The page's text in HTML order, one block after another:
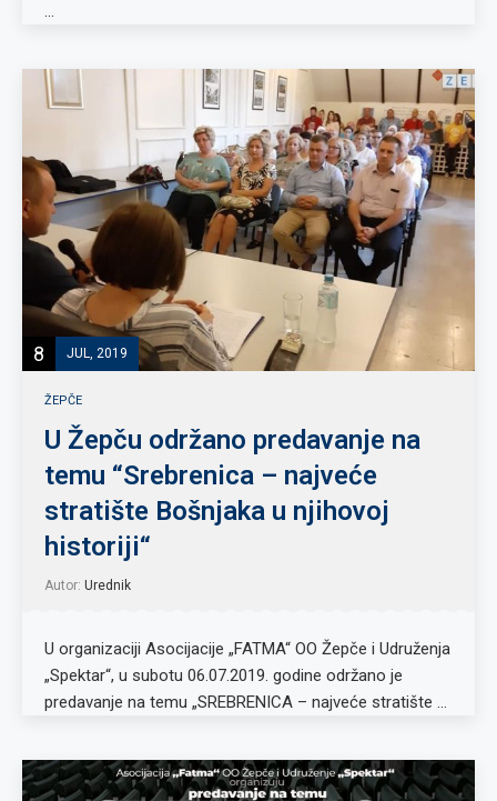
…
8 JUL, 2019
ŽEPČE
U Žepču održano predavanje na
temu “Srebrenica – najveće
stratište Bošnjaka u njihovoj
historiji“
Autor: Urednik
U organizaciji Asocijacije „FATMA“ OO Žepče i Udruženja
„Spektar“, u subotu 06.07.2019. godine održano je
predavanje na temu „SREBRENICA – najveće stratište …